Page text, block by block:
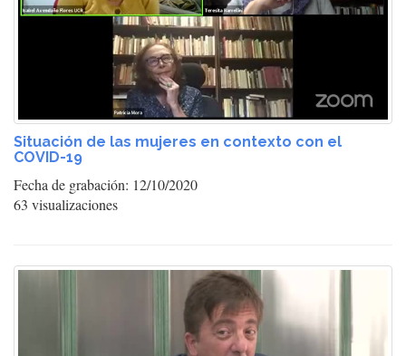
Situación de las mujeres en contexto con el
COVID-19
Fecha de grabación: 12/10/2020
63 visualizaciones